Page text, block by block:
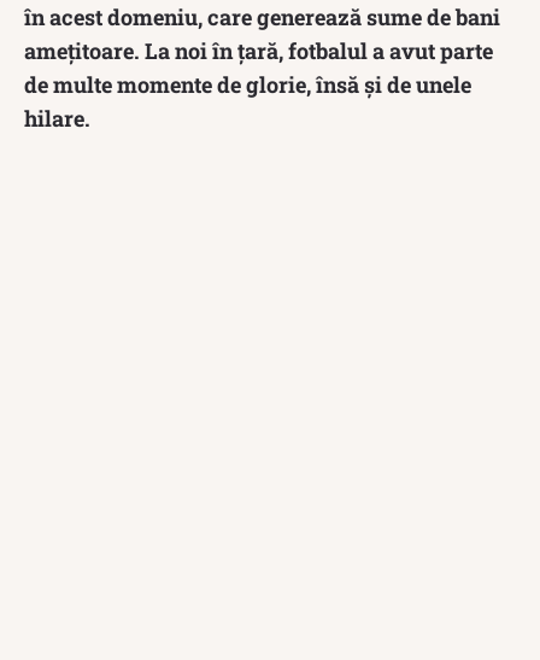
în acest domeniu, care generează sume de bani
amețitoare. La noi în țară, fotbalul a avut parte
de multe momente de glorie, însă și de unele
hilare.